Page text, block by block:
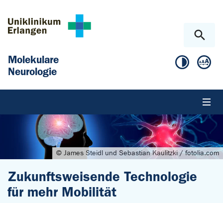
Molekulare
Neurologie
© James Steidl und Sebastian Kaulitzki / fotolia.com
Zukunftsweisende Technologie
für mehr Mobilität